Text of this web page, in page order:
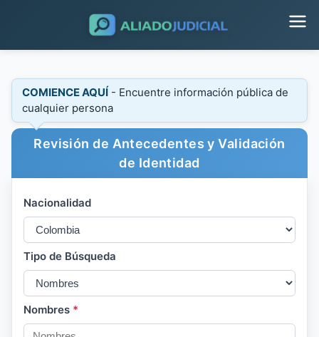
COMIENCE AQUÍ - Encuentre información pública de
cualquier persona
Revisión de Antecedentes y Validación
de Identidad
Nacionalidad
Tipo de Búsqueda
Nombres *